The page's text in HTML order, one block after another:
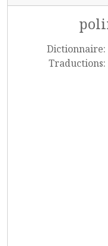
Dictionnaire:
Traductions: